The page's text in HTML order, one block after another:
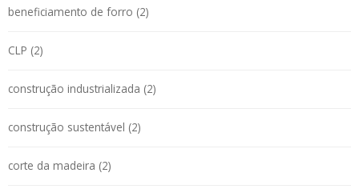
beneficiamento de forro (2)
CLP (2)
construção industrializada (2)
construção sustentável (2)
corte da madeira (2)